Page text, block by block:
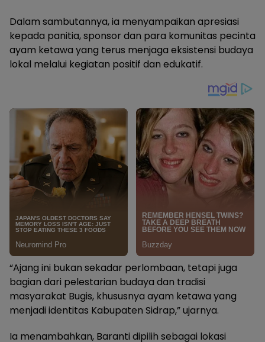
Dalam sambutannya, ia menyampaikan apresiasi
kepada panitia, sponsor dan para komunitas pecinta
ayam ketawa yang terus menjaga eksistensi budaya
lokal melalui kegiatan positif dan edukatif.
“Ajang ini bukan sekadar perlombaan, tetapi juga
bagian dari pelestarian budaya dan tradisi
masyarakat Bugis, khususnya ayam ketawa yang
menjadi identitas Kabupaten Sidrap,” ujarnya.
Ia menambahkan, Baranti dipilih sebagai lokasi